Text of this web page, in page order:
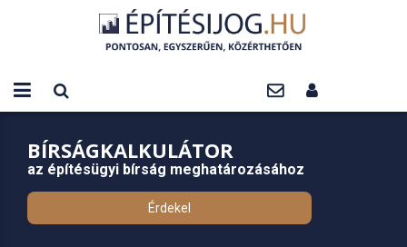
BÍRSÁGKALKULÁTOR
az építésügyi bírság meghatározásához
Érdekel